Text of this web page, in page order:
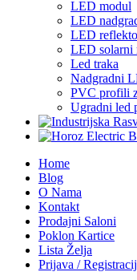
LED modul
LED
LED
LED solarni
Led traka
Nadgradni
PVC profili
Ugradni led
Home
Blog
O Nama
Kontakt
Prodajni Saloni
Poklon Kartice
Lista Želja
Prijava /